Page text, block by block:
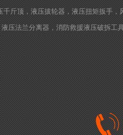
千斤顶，液压拔轮器，液压扭矩扳手
压法兰分离器，消防救援液压破拆工